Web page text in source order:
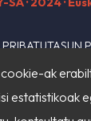
PRIBATUTASUN
ak
estatistikoak